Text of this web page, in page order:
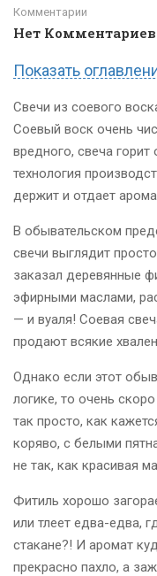
Комментарии
Нет Комментариев
Показать
Свечи из соевого
Соевый воск очень
вредного, свеча горит
технология
держит и отдает
В обывательском
свечи выглядит
заказал деревянные
эфирными маслами,
— и вуаля! Соевая
продают всякие
Однако если этот
логике, то очень
так просто, как
коряво, с белыми
не так, как красивая
Фитиль хорошо
или тлеет едва-едва,
стакане?! И аромат
прекрасно пахло, а